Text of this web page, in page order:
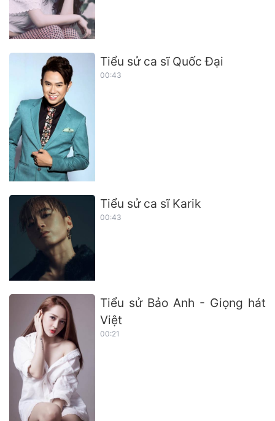
Tiểu sử ca sĩ Quốc Đại
00:43
Tiểu sử ca sĩ Karik
00:43
Tiểu sử Bảo Anh - Giọng hát
Việt
00:21